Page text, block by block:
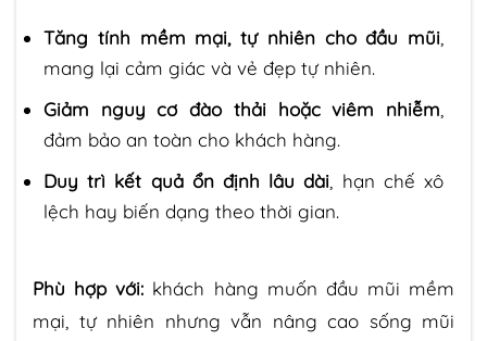
Tăng tính mềm mại, tự nhiên cho đầu mũi
mang lại cảm giác và vẻ đẹp tự nhiên.
Giảm nguy cơ đào thải hoặc viêm nhiễm
đảm bảo an toàn cho khách hàng.
Duy trì kết quả ổn định lâu dài , hạn chế xô
lệch hay biến dạng theo thời gian.
Phù hợp với: khách hàng muốn đầu mũi mềm
mại, tự nhiên nhưng vẫn nâng cao sống mũi